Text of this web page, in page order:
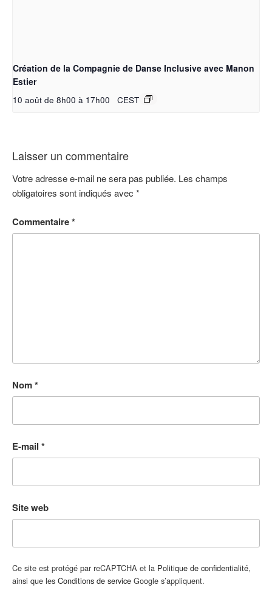
Création de la Compagnie de Danse Inclusive avec Manon
Estier
10 août de 8h00 à 17h00 CEST
Laisser un commentaire
Votre adresse e-mail ne sera pas publiée. Les champs
obligatoires sont indiqués avec *
Commentaire*
Nom*
E-mail *
Site web
Ce site est protégé par reCAPTCHA et la Politique de confidentialité,
ainsi que les Conditions de service Google s’appliquent.